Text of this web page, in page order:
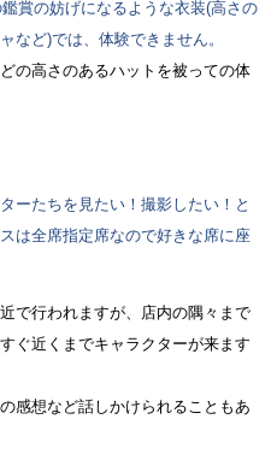
賞の妨げになるような衣装(高さの
など)では、体験できません。
の高さのあるハットを被っての体
ーたちを見たい！撮影したい！と
は全席指定席なので好きな席に座
で行われますが、店内の隅々まで
ぐ近くまでキャラクターが来ます
感想など話しかけられることもあ